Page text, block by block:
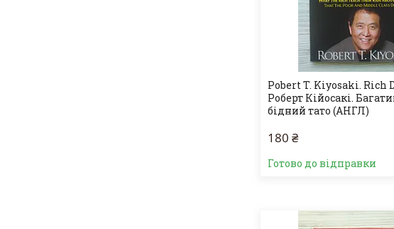
Pobert T. Kiyosaki. Rich
Роберт Кійосакі.
бідний тато (АНГЛ)
180 ₴
Готово до відправки